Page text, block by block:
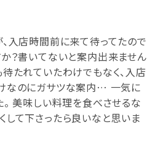
入店時間前に来て待ってたので
？書いてないと案内出来ません
たれていたわけでもなく、入店
なのにガサツな案内… 一気に
美味しい料理を食べさせるな
して下さったら良いなと思いま